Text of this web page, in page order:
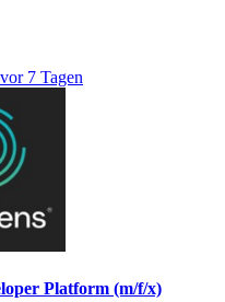
7 Tagen
Platform (m/f/x)